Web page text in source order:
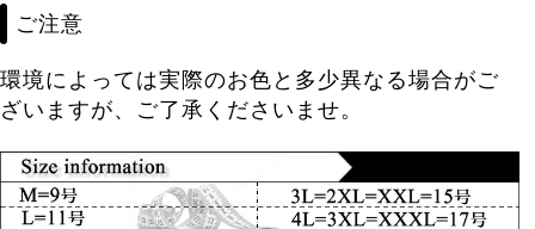
ご注意
環境によっては実際のお色と多少異なる場合がご
ざいますが、ご了承くださいませ。